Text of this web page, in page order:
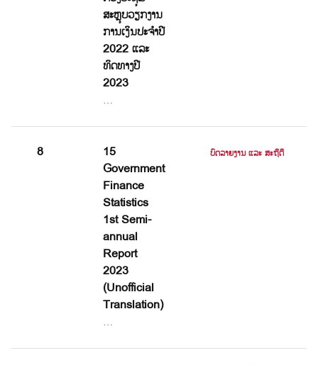
ສະຫຼຸບວຽກງານ
ການເງິນປະຈໍາປີ
2022 ແລະ
ທິດທາງປີ
2023
…
8
15
Government
Finance
Statistics
1st Semi-
annual
Report
2023
(Unofficial
Translation)
…
ບົດລາຍງານ ແລະ ສະຖິຕິ